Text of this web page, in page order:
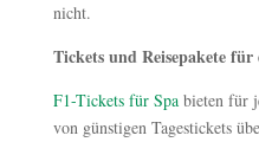
nicht.
Tickets und Reisepakete
F1-Tickets für Spabieten für
von günstigen Tagestickets